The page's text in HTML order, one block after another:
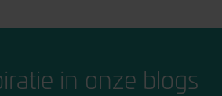
in onze blogs